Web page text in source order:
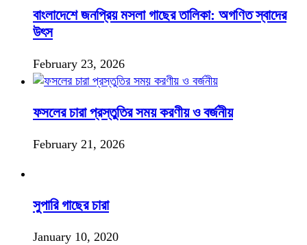
বাংলাদেশে জনপ্রিয় মসলা গাছের তালিকা: অগণিত স্বাদের
উৎস
February 23, 2026
ফসলের চারা প্রস্তুতির সময় করণীয় ও বর্জনীয়
February 21, 2026
সুপারি গাছের চারা
January 10, 2020